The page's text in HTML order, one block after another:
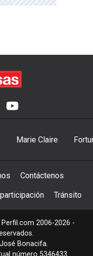
Marie Claire
Contáctenos
Tránsito
Perfil.com 2006-2026 -
Bonacifa.
número 5346433